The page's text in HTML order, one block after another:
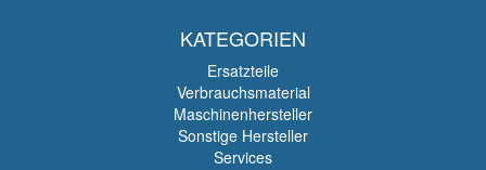
KATEGORIEN
Ersatzteile
Verbrauchsmaterial
Maschinenhersteller
Sonstige Hersteller
Services